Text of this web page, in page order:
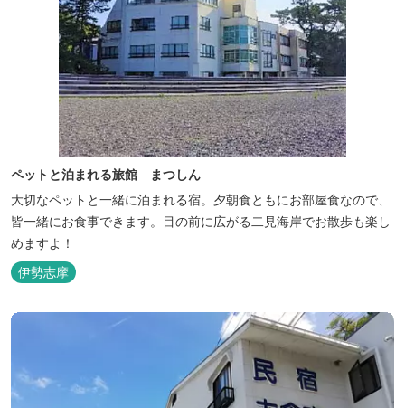
ペットと泊まれる旅館 まつしん
大切なペットと一緒に泊まれる宿。夕朝食ともにお部屋食なので、
皆一緒にお食事できます。目の前に広がる二見海岸でお散歩も楽し
めますよ！
伊勢志摩